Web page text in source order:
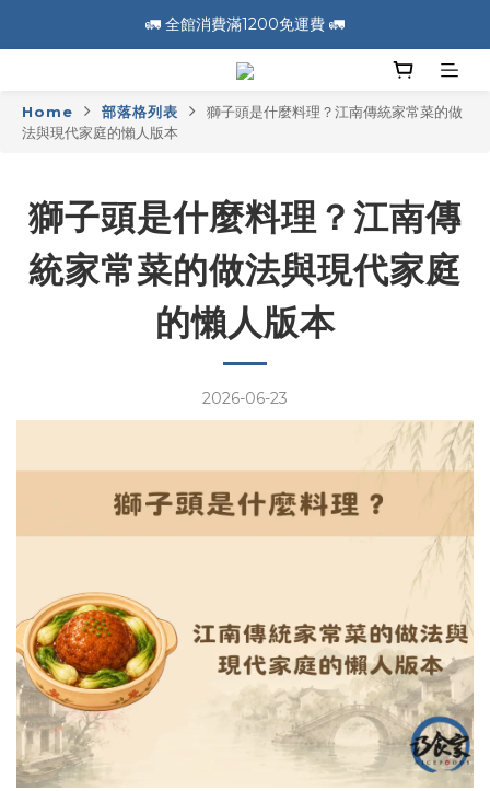
🚛 全館消費滿1200免運費 🚛
🚛 全館消費滿1200免運費 🚛
📣 加入會員送100元購物金 📣
🚛 全館消費滿1200免運費 🚛
Home 部落格列表
獅子頭是什麼料理？江南傳統家常菜的做
法與現代家庭的懶人版本
獅子頭是什麼料理？江南傳
統家常菜的做法與現代家庭
的懶人版本
2026-06-23